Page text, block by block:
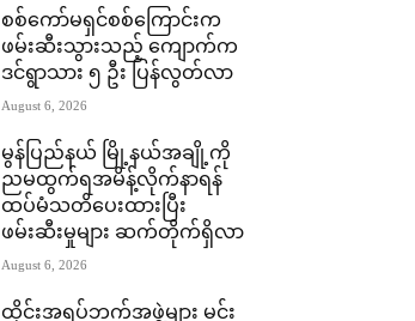
စစ်ကော်မရှင်စစ်ကြောင်းက
ဖမ်းဆီးသွားသည့် ကျောက်က
ဒင်ရွာသား ၅ ဦး ပြန်လွတ်လာ
August 6, 2026
မွန်ပြည်နယ် မြို့နယ်အချို့ကို
ညမထွက်ရအမိန့်လိုက်နာရန်
ထပ်မံသတိပေးထားပြီး
ဖမ်းဆီးမှုများ ဆက်တိုက်ရှိလာ
August 6, 2026